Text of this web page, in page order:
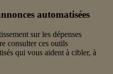
automatisées
sur les dépenses
consulter ces outils
qui vous aident à cibler, à